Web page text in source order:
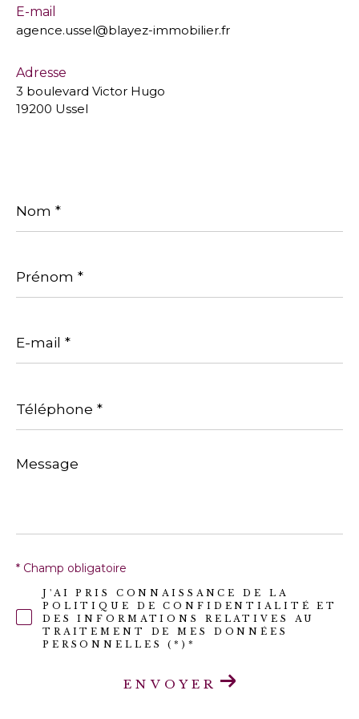
E-mail
agence.ussel@blayez-immobilier.fr
Adresse
3 boulevard Victor Hugo
19200 Ussel
*
*
mail
*
*
Message
*
J'AI PRIS CONNAISSANCE DE LA
POLITIQUE DE CONFIDENTIALITÉ ET
DES INFORMATIONS RELATIVES AU
TRAITEMENT DE MES DONNÉES
PERSONNELLES (*)*
* Champ obligatoire
ENVOYER